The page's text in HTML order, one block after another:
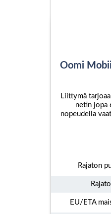
Oomi
Liittymä
netin jopa
nopeudella
Rajaton
EU/ETA